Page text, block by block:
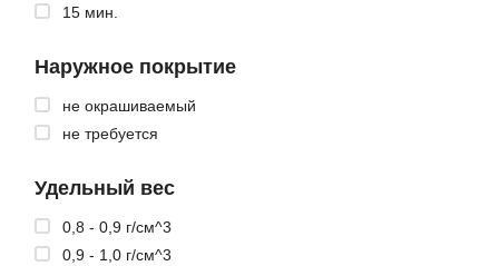
15 мин.
Наружное покрытие
не окрашиваемый
не требуется
Удельный вес
0,8 - 0,9 г/см^3
0,9 - 1,0 г/см^3